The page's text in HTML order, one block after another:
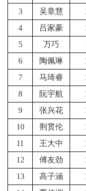
3
吴章慧
4
吕家豪
5
万巧
6
陶佩琳
7
马琦睿
8
阮宇航
9
张兴花
10
荆贯伦
11
王大中
12
傅友劲
13
高子涵